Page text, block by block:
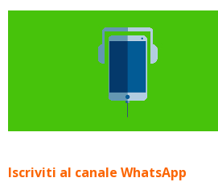
Iscriviti al canale WhatsApp